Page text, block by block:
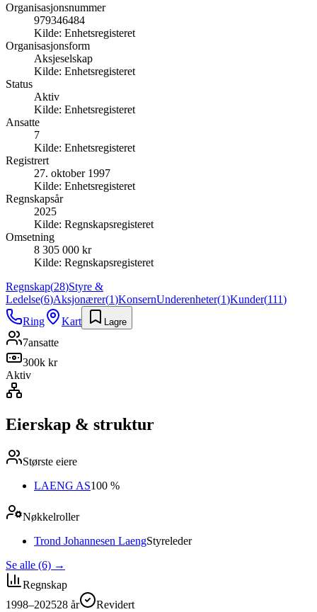
Organisasjonsnummer
979346484
Kilde: Enhetsregisteret
Organisasjonsform
Aksjeselskap
Kilde: Enhetsregisteret
Status
Aktiv
Kilde: Enhetsregisteret
Ansatte
7
Kilde: Enhetsregisteret
Registrert
27. oktober 1997
Kilde: Enhetsregisteret
Regnskapsår
2025
Kilde: Regnskapsregisteret
Omsetning
8 305 000 kr
Kilde: Regnskapsregisteret
Regnskap(28)Styre &
Ledelse(6)Aksjonærer(1)KonsernUnderenheter(1)Kunder(111)
Ring
Kart Lagre
7ansatte
300k kr
Aktiv
Eierskap & struktur
Største eiere
LAENG AS100 %
Nøkkelroller
Trond Johannesen LaengStyreleder
Se alle (6) →
Regnskap
1998–202528 år
Revidert